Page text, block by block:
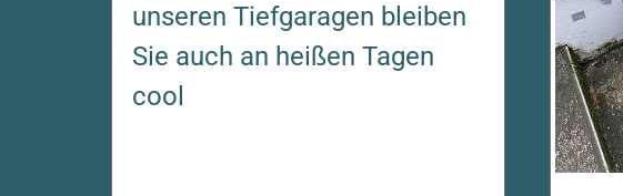
unseren Tiefgaragen bleiben
Sie auch an heißen Tagen
cool